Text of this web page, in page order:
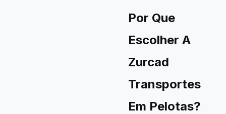
Por Que
Escolher A
Zurcad
Transportes
Em Pelotas?